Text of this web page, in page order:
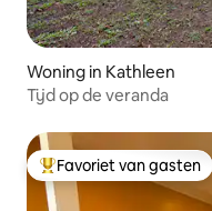
Woning in Kathleen
Tijd op de veranda
Topfavoriet van gasten
Favoriet van gasten